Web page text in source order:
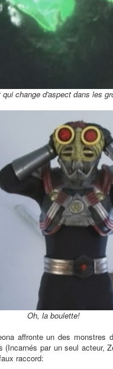
change d'aspect dans les
Oh, la boulette!
affronte un des
par un seul acteur,
raccord: